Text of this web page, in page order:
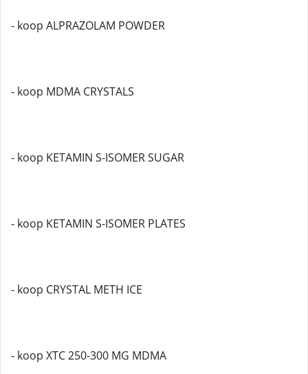
- koop ALPRAZOLAM POWDER
- koop MDMA CRYSTALS
- koop KETAMIN S-ISOMER SUGAR
- koop KETAMIN S-ISOMER PLATES
- koop CRYSTAL METH ICE
- koop XTC 250-300 MG MDMA